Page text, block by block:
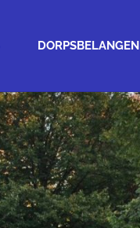
DORPSBELANGEN